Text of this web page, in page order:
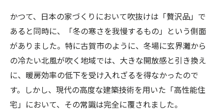
かつて、日本の家づくりにおいて吹抜けは「贅沢品」で
あると同時に、「冬の寒さを我慢するもの」という側面
がありました。特に古賀市のように、冬場に玄界灘から
の冷たい北風が吹く地域では、大きな開放感と引き換え
に、暖房効率の低下を受け入れざるを得なかったので
す。しかし、現代の高度な建築技術を用いた「高性能住
宅」において、その常識は完全に覆されました。